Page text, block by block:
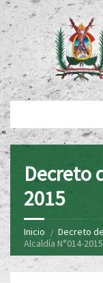
Decreto
2015
Inicio Decreto
Alcaldía N°014-2015